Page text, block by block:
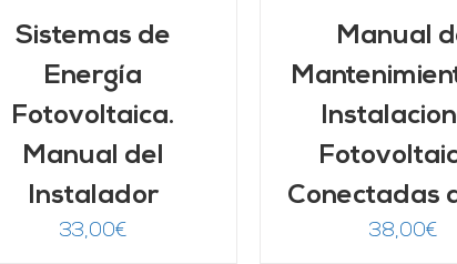
Sistemas de
Energía
Fotovoltaica.
Manual del
Instalador
33,00€
Manual
Conectadas
38,00€